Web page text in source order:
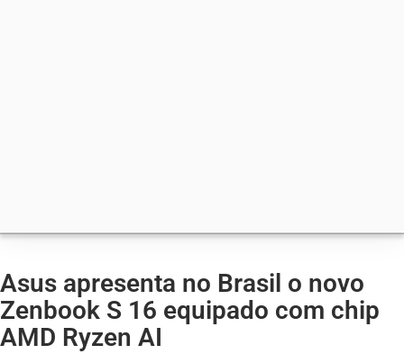
Asus apresenta no Brasil o novo
Zenbook S 16 equipado com chip
AMD Ryzen AI